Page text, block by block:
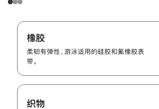
橡胶
柔韧有弹性、游泳适用的硅胶和氟橡胶表
带。
织物